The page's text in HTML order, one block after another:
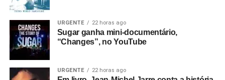
URGENTE 22 horas ago
Sugar ganha mini-documentário,
“Changes”, no YouTube
URGENTE 22 horas ago